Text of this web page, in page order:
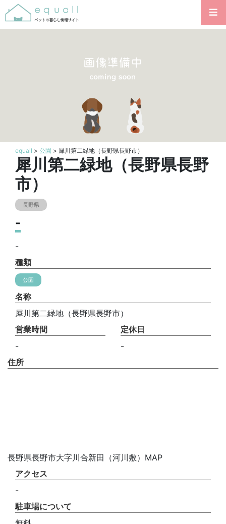
equall > 公園 > 犀川第二緑地（長野県長野市）
犀川第二緑地（長野県長野
市）
長野県
-
-
種類
公園
名称
犀川第二緑地（長野県長野市）
営業時間
-
定休日
-
住所
長野県長野市大字川合新田（河川敷）MAP
アクセス
-
駐車場について